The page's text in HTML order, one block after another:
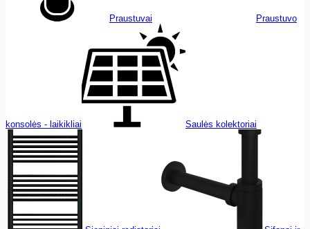
Praustuvai Praustuvo
konsolės - laikikliai Saulės kolektoriai